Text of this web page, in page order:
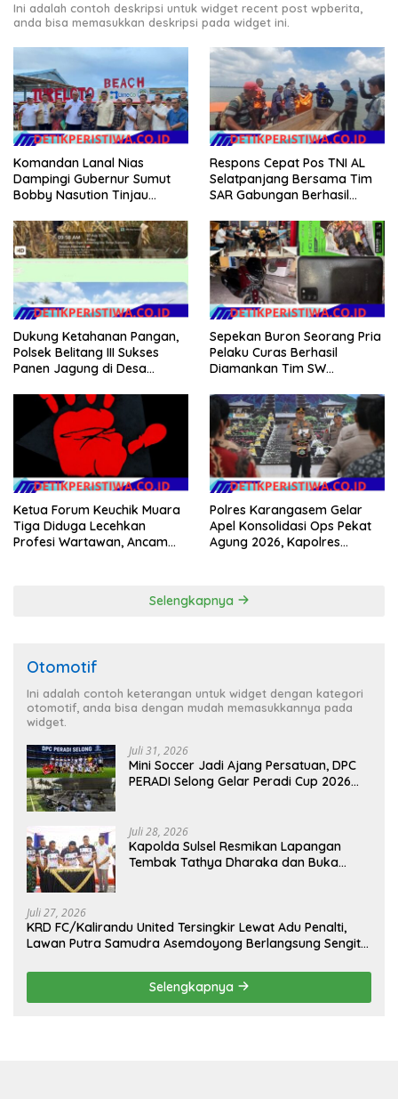
Ini adalah contoh deskripsi untuk widget recent post wpberita,
anda bisa memasukkan deskripsi pada widget ini.
Komandan Lanal Nias
Dampingi Gubernur Sumut
Bobby Nasution Tinjau
Budidaya Rumput Laut di
Nias Utara
Respons Cepat Pos TNI AL
Selatpanjang Bersama Tim
SAR Gabungan Berhasil
Kapal Karam di Perairan
Mengkikip Kepulauan Meranti
Dukung Ketahanan Pangan,
Polsek Belitang III Sukses
Panen Jagung di Desa
Sepekan Buron Seorang Pria
Pelaku Curas Berhasil
Diamankan Tim SW
Ketua Forum Keuchik Muara
Tiga Diduga Lecehkan
Profesi Wartawan, Ancam
Polres Karangasem Gelar
Apel Konsolidasi Ops Pekat
Agung 2026, Kapolres
Selengkapnya
Otomotif
Ini adalah contoh keterangan untuk widget dengan kategori
otomotif, anda bisa dengan mudah memasukkannya pada
widget.
Juli 31, 2026
Mini Soccer Jadi Ajang Persatuan, DPC
PERADI Selong Gelar Peradi Cup 2026
Juli 28, 2026
Kapolda Sulsel Resmikan Lapangan
Tembak Tathya Dharaka dan Buka
Juli 27, 2026
KRD FC/Kalirandu United Tersingkir Lewat Adu Penalti,
Lawan Putra Samudra Asemdoyong Berlangsung Sengit
Selengkapnya